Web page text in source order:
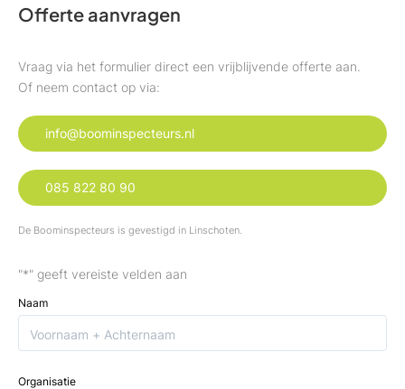
Offerte aanvragen
Vraag via het formulier direct een vrijblijvende offerte aan.
Of neem contact op via:
info@boominspecteurs.nl
085 822 80 90
De Boominspecteurs is gevestigd in Linschoten.
"*" geeft vereiste velden aan
Naam
Organisatie